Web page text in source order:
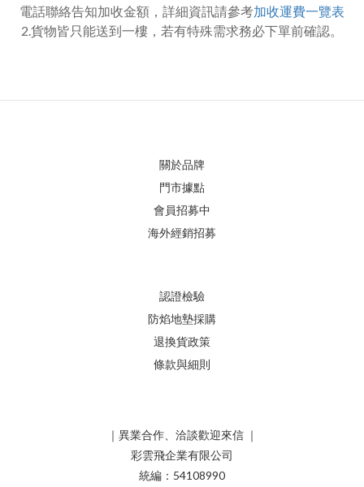
電話聯絡告知加收金額，詳細資訊請參考加收運費一覽表
2.貨物皆只能送到一樓，若有特殊需求務必下單前確認。
關於品牌
門市據點
會員招募中
海外經銷招募
認證檢驗
防焰地墊採購
退換貨政策
條款與細則
｜異業合作、洽談歡迎來信 ｜
彩雲飛企業有限公司
統編：54108990